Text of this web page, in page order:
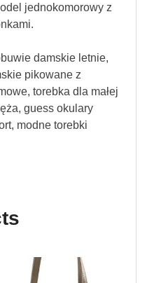
jednokomorowy z
damskie letnie,
pikowane z
torebka dla małej
guess okulary
modne torebki